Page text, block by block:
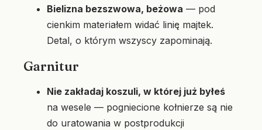
Bielizna bezszwowa, beżowa — pod
cienkim materiałem widać linię majtek.
Detal, o którym wszyscy zapominają.
Garnitur
Nie zakładaj koszuli, w której już byłeś
na wesele — pogniecione kołnierze są nie
do uratowania w postprodukcji